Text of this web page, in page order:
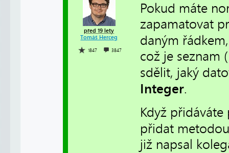
před 19 lety
Tomáš Herceg
1847 3847
Pokud máte
zapamatovat
daným
což je seznam
sdělit, jaký
Integer.
Když
přidat
již napsal